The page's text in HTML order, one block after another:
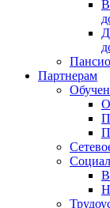
Партнерам